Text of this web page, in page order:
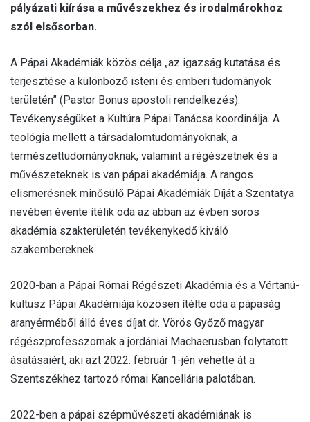
pályázati kiírása a művészekhez és irodalmárokhoz
szól elsősorban.
A Pápai Akadémiák közös célja „az igazság kutatása és
terjesztése a különböző isteni és emberi tudományok
területén” (Pastor Bonus apostoli rendelkezés).
Tevékenységüket a Kultúra Pápai Tanácsa koordinálja. A
teológia mellett a társadalomtudományoknak, a
természettudományoknak, valamint a régészetnek és a
művészeteknek is van pápai akadémiája. A rangos
elismerésnek minősülő Pápai Akadémiák Díját a Szentatya
nevében évente ítélik oda az abban az évben soros
akadémia szakterületén tevékenykedő kiváló
szakembereknek.
2020-ban a Pápai Római Régészeti Akadémia és a Vértanú-
kultusz Pápai Akadémiája közösen ítélte oda a pápaság
aranyérméből álló éves díjat dr. Vörös Győző magyar
régészprofesszornak a jordániai Machaerusban folytatott
ásatásaiért, aki azt 2022. február 1-jén vehette át a
Szentszékhez tartozó római Kancellária palotában.
2022-ben a pápai szépművészeti akadémiának is